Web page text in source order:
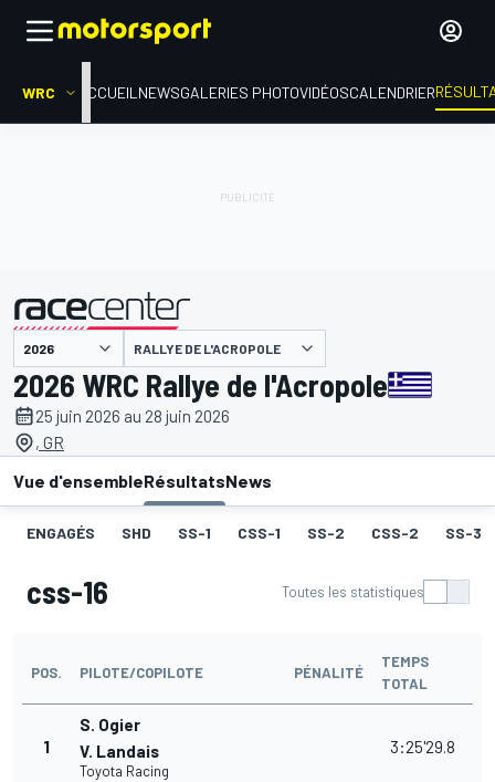
WRC ACCUEIL NEWSGALERIES PHOTOVIDÉOSCALENDRIER
présenté par RALLYE DE L'ACROPOLE
2026 WRC Rallye de l'Acropole
25 juin 2026 au 28 juin 2026
, GR
Vue d'ensembleRésultatsNews
ENGAGÉS SHD SS-1 CSS-1 SS-2 CSS-2 SS-3
css-16 Toutes les statistiques
POS. PILOTE/COPILOTE PÉNALITÉ
TEMPS
TOTAL
1
S. Ogier
V. Landais
Toyota Racing
3:25'29.8